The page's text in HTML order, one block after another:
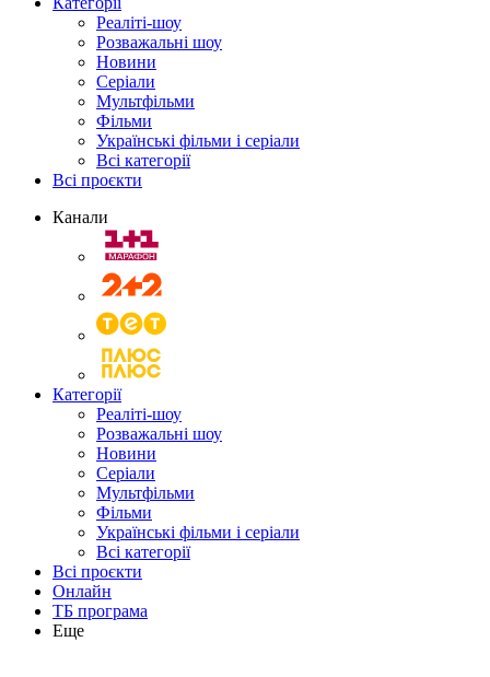
Реаліті-шоу
Розважальні шоу
Новини
Серіали
Мультфільми
Фільми
Українські фільми і серіали
Всі категорії
Всі проєкти
Канали
Категорії
Реаліті-шоу
Розважальні шоу
Новини
Серіали
Мультфільми
Фільми
Українські фільми і серіали
Всі категорії
Всі проєкти
Онлайн
ТБ програма
Еще